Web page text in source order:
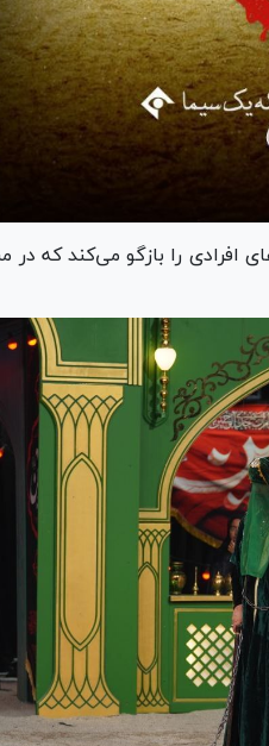
افرادی را بازگو می‌کند که در